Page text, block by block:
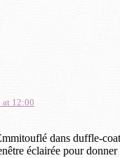
at 12:00
dans duffle-
éclairée pour